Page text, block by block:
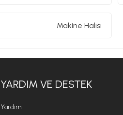
Makine Halısı
YARDIM VE DESTEK
Yardım